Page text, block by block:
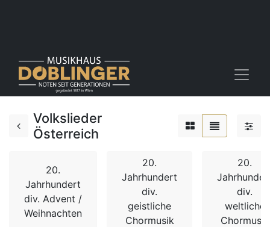
Volkslieder
Österreich
20.
Jahrhundert
div. Advent /
Weihnachten
20.
Jahrhundert
div.
geistliche
Chormusik
20.
div.
weltliche
Chormusik